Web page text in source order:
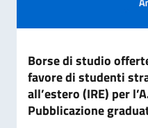
Borse di studio
favore di studenti
all’estero (IRE) per
Pubblicazione